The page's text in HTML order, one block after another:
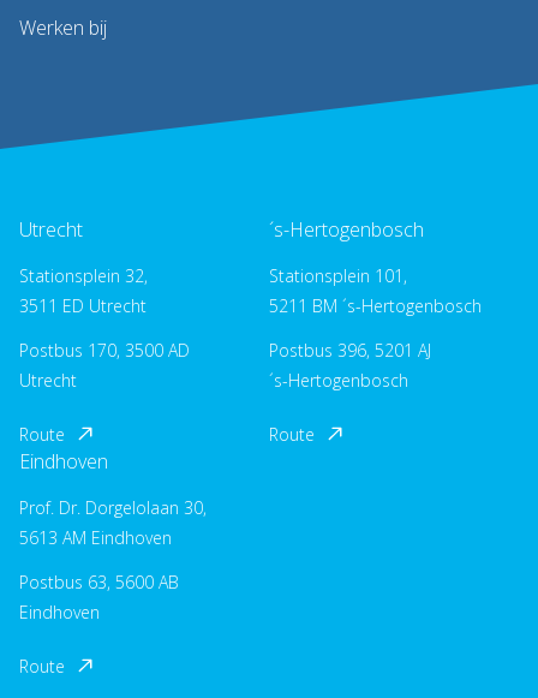
Werken bij
Utrecht
Stationsplein 32,
3511 ED Utrecht
Postbus 170, 3500 AD
Utrecht
Route
´s-Hertogenbosch
Stationsplein 101,
5211 BM ´s-Hertogenbosch
Postbus 396, 5201 AJ
´s-Hertogenbosch
Route
Eindhoven
Prof. Dr. Dorgelolaan 30,
5613 AM Eindhoven
Postbus 63, 5600 AB
Eindhoven
Route